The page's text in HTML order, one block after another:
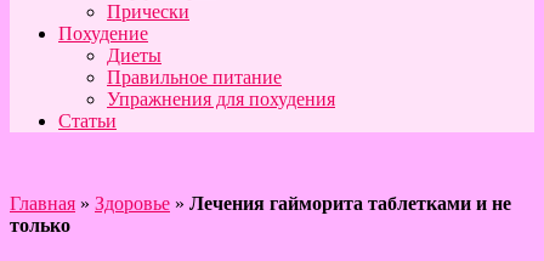
Прически
Похудение
Диеты
Правильное питание
Упражнения для похудения
Статьи
Главная » Здоровье » Лечения гайморита таблетками и не
только